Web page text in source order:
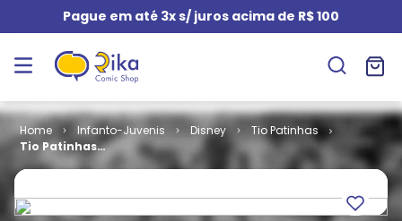
Pague em até 3x s/ juros acima de R$ 100
Infanto-Juvenis Disney
Tio Patinhas
Tio Patinhas
# 231